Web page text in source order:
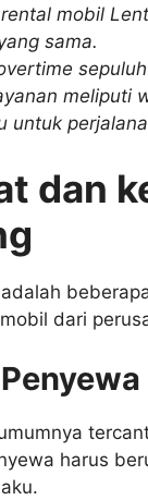
mobil
sama.
meliputi
untuk
dan
dari
harus